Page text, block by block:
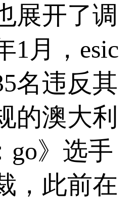
展开了调
1月，esic
名违反其
的澳大利
go》选手
，此前在